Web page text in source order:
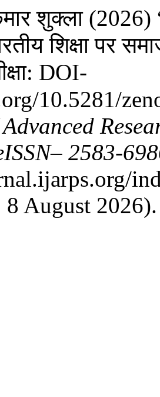
शुक्ला
शिक्षा पर
DOI-
10.5281/
2583-
8 August 2026).